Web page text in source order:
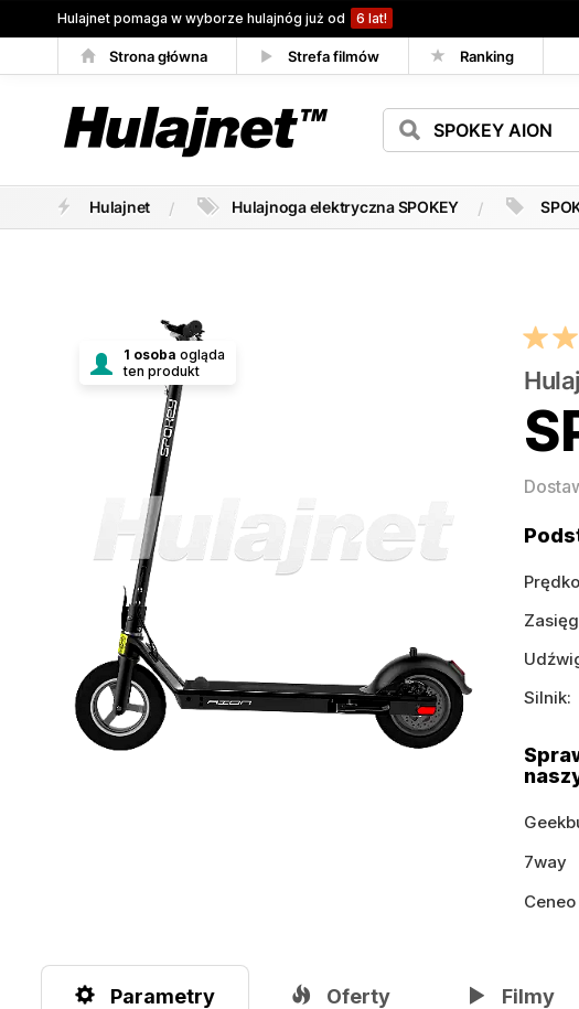
Hulajnet pomaga w wyborze hulajnóg już od 6 lat!
Strona główna Strefa filmów Ranking
Hulajnet Hulajnoga elektryczna SPOKEY
1 osoba ogląda
ten produkt
Silnik:
7way
Ceneo
Parametry Oferty Filmy